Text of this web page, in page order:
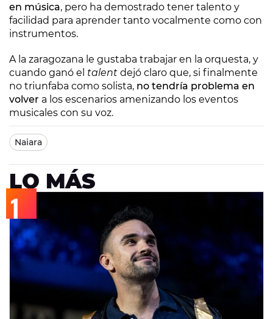
en música, pero ha demostrado tener talento y
facilidad para aprender tanto vocalmente como con
instrumentos.
A la zaragozana le gustaba trabajar en la orquesta, y
cuando ganó el talent dejó claro que, si finalmente
no triunfaba como solista, no tendría problema en
volver a los escenarios amenizando los eventos
musicales con su voz.
Naiara
LO MÁS